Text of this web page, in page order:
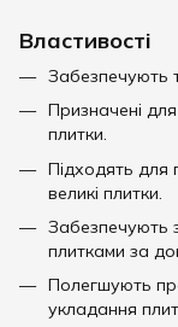
Властивості
Забезпечують
Призначені
плитки.
Підходять для
великі плитки.
Забезпечують
плитками за
Полегшують
укладання